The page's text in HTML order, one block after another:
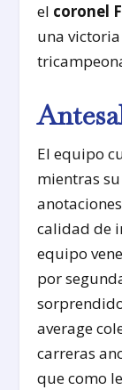
el coronel
una
El equipo
mientras
calidad de
equipo
por
average
carreras
que como